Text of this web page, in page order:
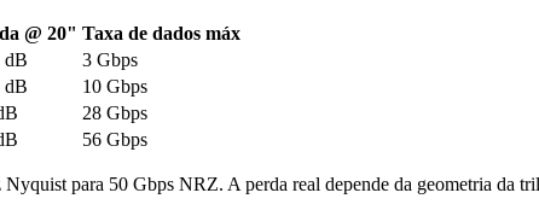
@ 20" Taxa de dados máx
dB
3 Gbps
dB
10 Gbps
28 Gbps
56 Gbps
para 50 Gbps NRZ. A perda real depende da geometria da